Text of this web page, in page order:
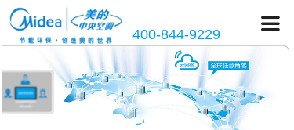
400-844-9229